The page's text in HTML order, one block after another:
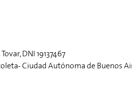
DNI 19137467
Ciudad Autónoma de Buenos